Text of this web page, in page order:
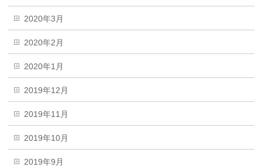
2020年3月
2020年2月
2020年1月
2019年12月
2019年11月
2019年10月
2019年9月